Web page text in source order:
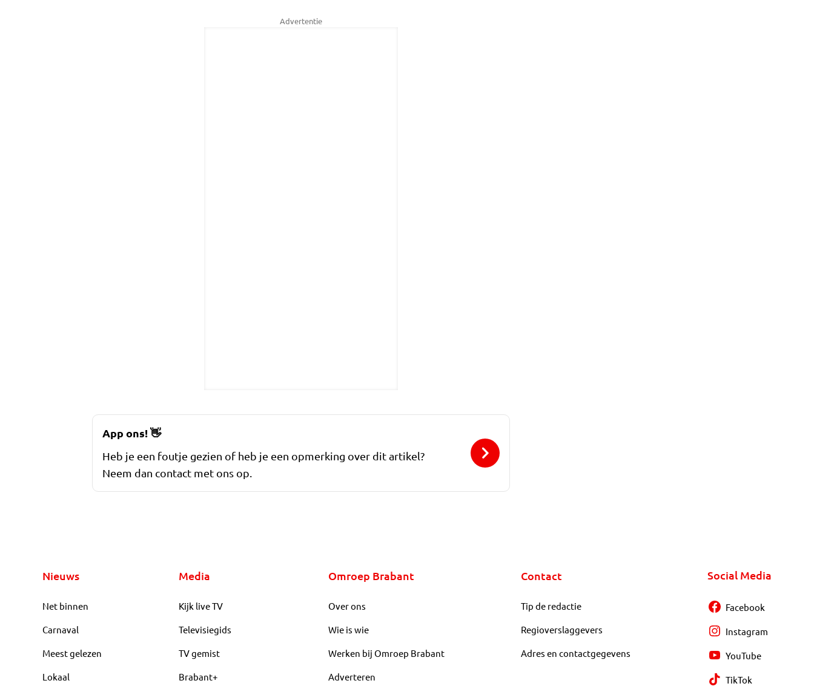
Advertentie
App ons!👋
Heb je een foutje gezien of heb je een opmerking over dit artikel?
Neem dan contact met ons op.
Nieuws
Net binnen
Carnaval
Meest gelezen
Lokaal
Media
Kijk live TV
Televisiegids
TV gemist
Brabant+
Omroep Brabant
Over ons
Wie is wie
Werken bij Omroep Brabant
Adverteren
Contact
Tip de redactie
Regioverslaggevers
Adres en contactgegevens
Social Media
Facebook
Instagram
YouTube
TikTok